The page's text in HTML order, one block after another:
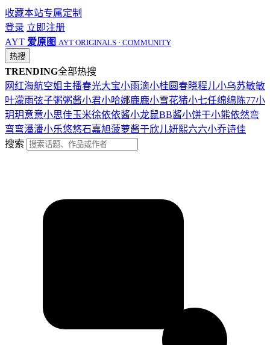
收藏本站专属定制
登录 立即注册
AYT 爱原图 AYT ORIGINALS · COMMUNITY
热搜
TRENDING全部热搜
网红海航空姐 主播春光大宝小雨滴小桂圆春晓程儿小乌苏敏敏
叶濛雨弦子粥粥酱小君小哈娜鹿鹿小雪花猪小七任绵绵 陈77小
玥玥意意小思佳玉米徐依依酱小龙鼠BB酱小饼干小熊依然弯
弯弯潘潘小乐悠悠石嘉旭菠萝酱于欣儿妍熙六六小乔诗佳
搜索